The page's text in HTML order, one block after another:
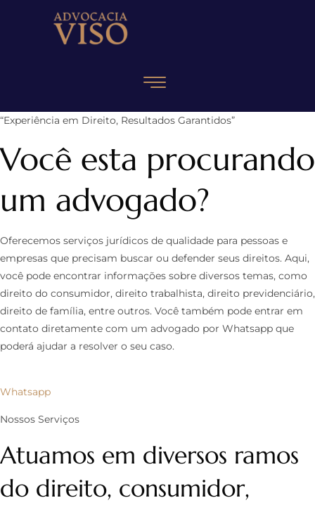
“Experiência em Direito, Resultados Garantidos”
Você esta procurando
um advogado?
Oferecemos serviços jurídicos de qualidade para pessoas e
empresas que precisam buscar ou defender seus direitos. Aqui,
você pode encontrar informações sobre diversos temas, como
direito do consumidor, direito trabalhista, direito previdenciário,
direito de família, entre outros. Você também pode entrar em
contato diretamente com um advogado por Whatsapp que
poderá ajudar a resolver o seu caso.
Whatsapp
Nossos Serviços
Atuamos em diversos ramos
do direito, consumidor,